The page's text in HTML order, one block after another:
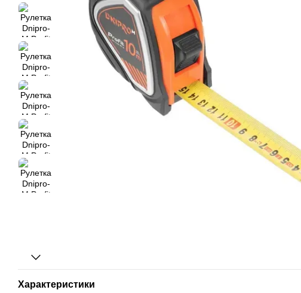
Характеристики